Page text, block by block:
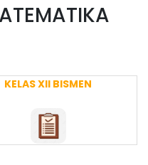
KELAS XII BISMEN